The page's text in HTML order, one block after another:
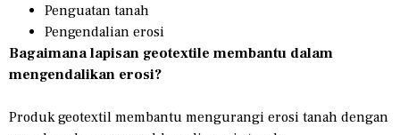
Penguatan tanah
Pengendalian erosi
Bagaimana lapisan geotextile membantu dalam
mengendalikan erosi?
Produk geotextil membantu mengurangi erosi tanah dengan